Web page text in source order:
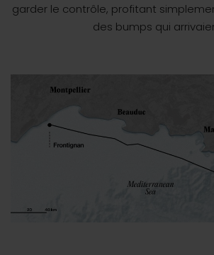
garder le contrôle, profitant
des bumps qui